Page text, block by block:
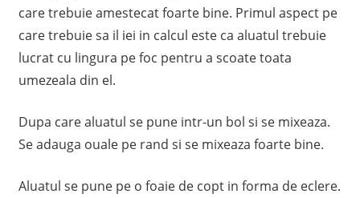
care trebuie amestecat foarte bine. Primul aspect pe
care trebuie sa il iei in calcul este ca aluatul trebuie
lucrat cu lingura pe foc pentru a scoate toata
umezeala din el.
Dupa care aluatul se pune intr-un bol si se mixeaza.
Se adauga ouale pe rand si se mixeaza foarte bine.
Aluatul se pune pe o foaie de copt in forma de eclere.